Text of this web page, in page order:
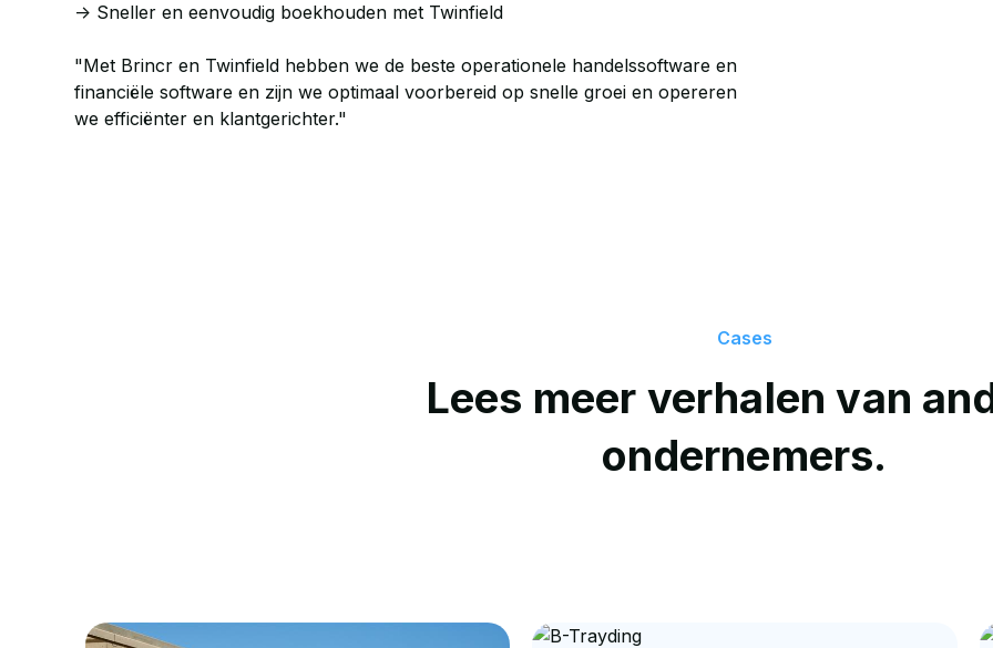
-> Sneller en eenvoudig boekhouden met Twinfield
"Met Brincr en Twinfield hebben we de beste operationele handelssoftware en
financiële software en zijn we optimaal voorbereid op snelle groei en opereren
we efficiënter en klantgerichter."
Cases
Lees meer verhalen van
ondernemers.